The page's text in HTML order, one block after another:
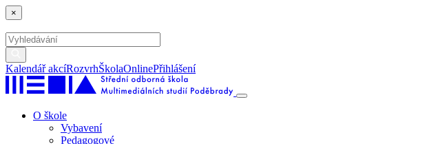
×
Kalendář akcíRozvrhŠkolaOnlinePřihlášení
O škole
Vybavení
Pedagogové